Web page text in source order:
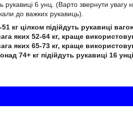
рукавиці 6 унц. (Варто звернути
до важких рукавиць).
кг цілком підійдуть рукавиці
яких 52-64 кг, краще
яких 65-73 кг, краще
74+ кг підійдуть рукавиці 16